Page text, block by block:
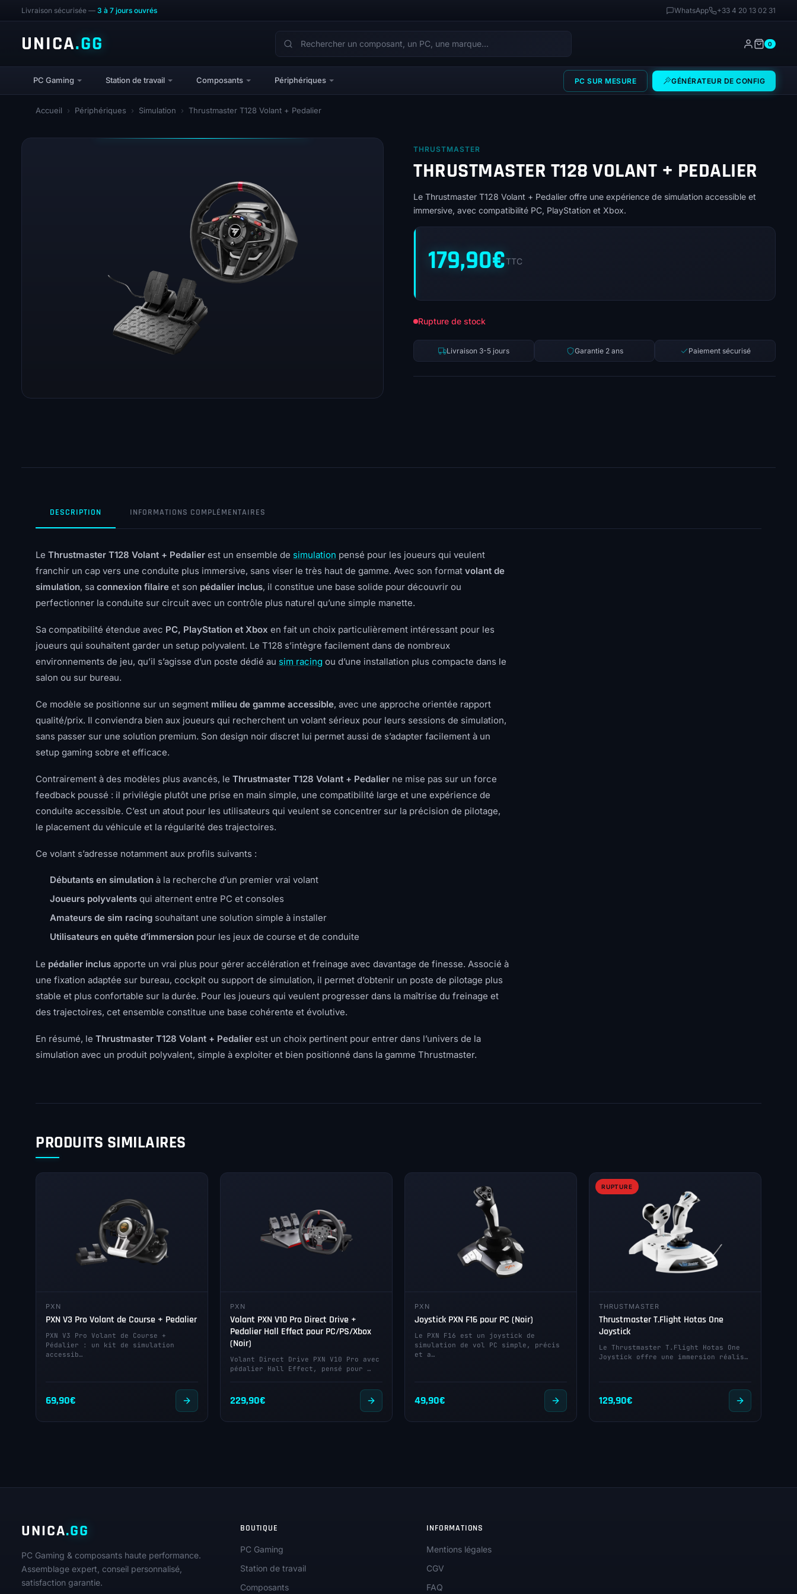
Livraison sécurisée — 3 à 7 jours ouvrés WhatsApp +33 4 20 13 02 31
UNICA.GG 0
PC Gaming Station de travail Composants Périphériques PC SUR MESURE GÉNÉRATEUR DE CONFIG
Accueil › Périphériques › Simulation › Thrustmaster T128 Volant + Pedalier
THRUSTMASTER
THRUSTMASTER T128 VOLANT + PEDALIER
Le Thrustmaster T128 Volant + Pedalier offre une expérience de simulation accessible et
immersive, avec compatibilité PC, PlayStation et Xbox.
179,90€TTC
Rupture de stock
Livraison 3-5 jours Garantie 2 ans Paiement sécurisé
DESCRIPTION INFORMATIONS COMPLÉMENTAIRES
Le Thrustmaster T128 Volant + Pedalier est un ensemble de simulation pensé pour les joueurs qui veulent
franchir un cap vers une conduite plus immersive, sans viser le très haut de gamme. Avec son format volant de
simulation, sa connexion filaire et son pédalier inclus, il constitue une base solide pour découvrir ou
perfectionner la conduite sur circuit avec un contrôle plus naturel qu’une simple manette.
Sa compatibilité étendue avec PC, PlayStation et Xbox en fait un choix particulièrement intéressant pour les
joueurs qui souhaitent garder un setup polyvalent. Le T128 s’intègre facilement dans de nombreux
environnements de jeu, qu’il s’agisse d’un poste dédié au sim racing ou d’une installation plus compacte dans le
salon ou sur bureau.
Ce modèle se positionne sur un segment milieu de gamme accessible, avec une approche orientée rapport
qualité/prix. Il conviendra bien aux joueurs qui recherchent un volant sérieux pour leurs sessions de simulation,
sans passer sur une solution premium. Son design noir discret lui permet aussi de s’adapter facilement à un
setup gaming sobre et efficace.
Contrairement à des modèles plus avancés, le Thrustmaster T128 Volant + Pedalier ne mise pas sur un force
feedback poussé : il privilégie plutôt une prise en main simple, une compatibilité large et une expérience de
conduite accessible. C’est un atout pour les utilisateurs qui veulent se concentrer sur la précision de pilotage,
le placement du véhicule et la régularité des trajectoires.
Ce volant s’adresse notamment aux profils suivants :
Débutants en simulation à la recherche d’un premier vrai volant
Joueurs polyvalents qui alternent entre PC et consoles
Amateurs de sim racing souhaitant une solution simple à installer
Utilisateurs en quête d’immersion pour les jeux de course et de conduite
Le pédalier inclus apporte un vrai plus pour gérer accélération et freinage avec davantage de finesse. Associé à
une fixation adaptée sur bureau, cockpit ou support de simulation, il permet d’obtenir un poste de pilotage plus
stable et plus confortable sur la durée. Pour les joueurs qui veulent progresser dans la maîtrise du freinage et
des trajectoires, cet ensemble constitue une base cohérente et évolutive.
En résumé, le Thrustmaster T128 Volant + Pedalier est un choix pertinent pour entrer dans l’univers de la
simulation avec un produit polyvalent, simple à exploiter et bien positionné dans la gamme Thrustmaster.
PRODUITS SIMILAIRES
PXN
PXN V3 Pro Volant de Course + Pedalier
PXN V3 Pro Volant de Course +
Pédalier : un kit de simulation
accessib…
69,90€
PXN
Volant PXN V10 Pro Direct Drive +
Pedalier Hall Effect pour PC/PS/Xbox
(Noir)
Volant Direct Drive PXN V10 Pro avec
pédalier Hall Effect, pensé pour …
229,90€
PXN
Joystick PXN F16 pour PC (Noir)
Le PXN F16 est un joystick de
simulation de vol PC simple, précis
et a…
49,90€
RUPTURE
THRUSTMASTER
Thrustmaster T.Flight Hotas One
Joystick
Le Thrustmaster T.Flight Hotas One
Joystick offre une immersion réalis…
129,90€
UNICA.GG
PC Gaming & composants haute performance.
Assemblage expert, conseil personnalisé,
satisfaction garantie.
BOUTIQUE
PC Gaming
Station de travail
Composants
INFORMATIONS
Mentions légales
CGV
FAQ